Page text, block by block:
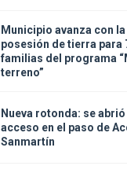
Municipio avanza con la
posesión de tierra para
familias del programa
terreno”
Nueva rotonda: se abrió
acceso en el paso de
Sanmartín